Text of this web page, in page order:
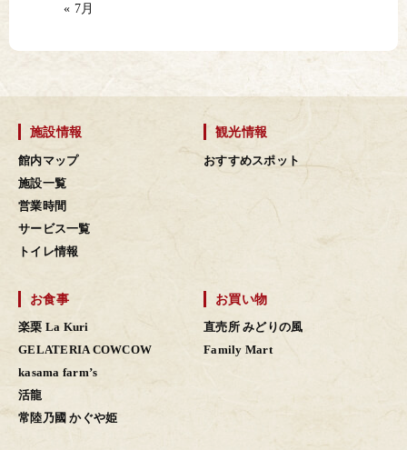
« 7月
施設情報
館内マップ
施設一覧
営業時間
サービス一覧
トイレ情報
観光情報
おすすめスポット
お食事
楽栗 La Kuri
GELATERIA COWCOW
kasama farm’s
活龍
常陸乃國 かぐや姫
お買い物
直売所 みどりの風
Family Mart